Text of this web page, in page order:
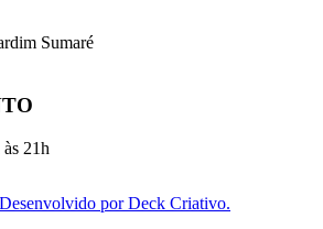
Sumaré
21h
por Deck Criativo.